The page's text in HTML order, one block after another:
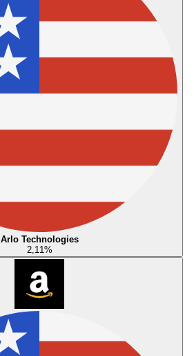
Arlo Technologies
2,11%